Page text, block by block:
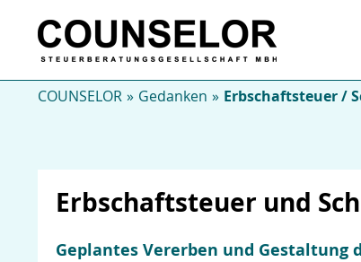
COUNSELOR Gedanken Erbschaftsteuer /
Erbschaftsteuer und
Geplantes Vererben und Gestaltung